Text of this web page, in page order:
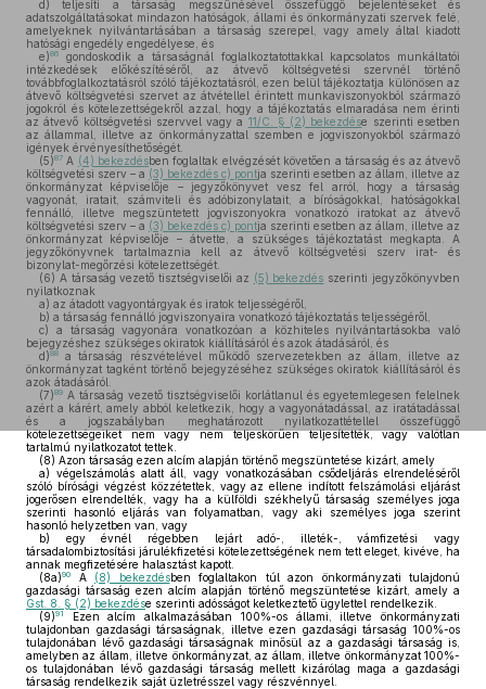
d) teljesíti a társaság megszűnésével összefüggő bejelentéseket és
adatszolgáltatásokat mindazon hatóságok, állami és önkormányzati szervek felé,
amelyeknek nyilvántartásában a társaság szerepel, vagy amely által kiadott
hatósági engedély engedélyese, és
e)86
gondoskodik a társaságnál foglalkoztatottakkal kapcsolatos munkáltatói
intézkedések előkészítéséről, az átvevő költségvetési szervnél történő
továbbfoglalkoztatásról szóló tájékoztatásról, ezen belül tájékoztatja különösen az
átvevő költségvetési szervet az átvétellel érintett munkaviszonyokból származó
jogokról és kötelezettségekről azzal, hogy a tájékoztatás elmaradása nem érinti
az átvevő költségvetési szervvel vagy a 11/C. § (2) bekezdése szerinti esetben
az állammal, illetve az önkormányzattal szemben e jogviszonyokból származó
igények érvényesíthetőségét.
(5)87 A (4) bekezdésben foglaltak elvégzését követően a társaság és az átvevő
költségvetési szerv – a (3) bekezdés c) pontja szerinti esetben az állam, illetve az
önkormányzat képviselője – jegyzőkönyvet vesz fel arról, hogy a társaság
vagyonát, iratait, számviteli és adóbizonylatait, a bíróságokkal, hatóságokkal
fennálló, illetve megszüntetett jogviszonyokra vonatkozó iratokat az átvevő
költségvetési szerv – a (3) bekezdés c) pontja szerinti esetben az állam, illetve az
önkormányzat képviselője – átvette, a szükséges tájékoztatást megkapta. A
jegyzőkönyvnek tartalmaznia kell az átvevő költségvetési szerv irat- és
bizonylat-megőrzési kötelezettségét.
(6) A társaság vezető tisztségviselői az (5) bekezdés szerinti jegyzőkönyvben
nyilatkoznak
a) az átadott vagyontárgyak és iratok teljességéről,
b) a társaság fennálló jogviszonyaira vonatkozó tájékoztatás teljességéről,
c) a társaság vagyonára vonatkozóan a közhiteles nyilvántartásokba való
bejegyzéshez szükséges okiratok kiállításáról és azok átadásáról, és
d)88
a társaság részvételével működő szervezetekben az állam, illetve az
önkormányzat tagként történő bejegyzéséhez szükséges okiratok kiállításáról és
azok átadásáról.
(7)89 A társaság vezető tisztségviselői korlátlanul és egyetemlegesen felelnek
azért a kárért, amely abból keletkezik, hogy a vagyonátadással, az iratátadással
és a jogszabályban meghatározott nyilatkozattétellel összefüggő
kötelezettségeiket nem vagy nem teljeskörűen teljesítették, vagy valótlan
tartalmú nyilatkozatot tettek.
(8) Azon társaság ezen alcím alapján történő megszüntetése kizárt, amely
a) végelszámolás alatt áll, vagy vonatkozásában csődeljárás elrendeléséről
szóló bírósági végzést közzétettek, vagy az ellene indított felszámolási eljárást
jogerősen elrendelték, vagy ha a külföldi székhelyű társaság személyes joga
szerinti hasonló eljárás van folyamatban, vagy aki személyes joga szerint
hasonló helyzetben van, vagy
b) egy évnél régebben lejárt adó-, illeték-, vámfizetési vagy
társadalombiztosítási járulékfizetési kötelezettségének nem tett eleget, kivéve, ha
annak megfizetésére halasztást kapott.
(8a)90 A (8) bekezdésben foglaltakon túl azon önkormányzati tulajdonú
gazdasági társaság ezen alcím alapján történő megszüntetése kizárt, amely a
Gst. 8. § (2) bekezdése szerinti adósságot keletkeztető ügylettel rendelkezik.
(9)91
Ezen alcím alkalmazásában 100%-os állami, illetve önkormányzati
tulajdonban gazdasági társaságnak, illetve ezen gazdasági társaság 100%-os
tulajdonában lévő gazdasági társaságnak minősül az a gazdasági társaság is,
amelyben az állam, illetve önkormányzat, az állam, illetve önkormányzat 100%-
os tulajdonában lévő gazdasági társaság mellett kizárólag maga a gazdasági
társaság rendelkezik saját üzletrésszel vagy részvénnyel.